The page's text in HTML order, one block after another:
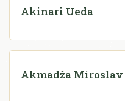
Akinari Ueda
Akmadža Miroslav